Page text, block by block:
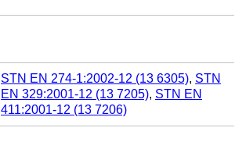
STN EN 274-1:2002-12 (13 6305), STN
EN 329:2001-12 (13 7205), STN EN
411:2001-12 (13 7206)